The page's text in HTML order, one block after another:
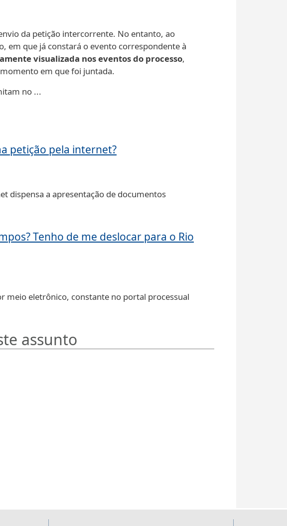
da petição intercorrente. No entanto, ao
em que já constará o evento correspondente à
visualizada nos eventos do processo,
em que foi juntada.
no ...
petição pela internet?
dispensa a apresentação de documentos
Tenho de me deslocar para o Rio
meio eletrônico, constante no portal processual
assunto